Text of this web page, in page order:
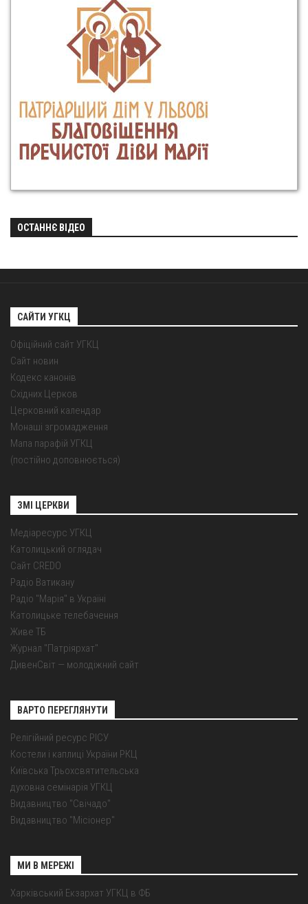
ОСТАННЄ ВІДЕО
САЙТИ УГКЦ
Офіційний сайт УГКЦ
Сайт новин
Кодекс канонів
Східних Церков
Церковний календар
Монаші згромадження
Мапа парафій УГКЦ
(постійно доповнюється)
ЗМІ ЦЕРКВИ
Медіаресурс УГКЦ
Католицький оглядач
Сайт CREDO
Радіо Ватикану
Радіо "Марія" в Україні
Католицьке телебачення
Живе ТБ
Журнал "Патріярхат"
ДивенСвіт — молодіжний сайт
ВАРТО ПЕРЕГЛЯНУТИ
Релігійний ресурс РІСУ
Костели і каплиці України РКЦ
Київська Трьохсвятительська
духовна семінарія УГКЦ
Видавництво "Свічадо"
Видавництво "Місіонер"
МИ В МЕРЕЖІ
Харківський Екзархат УГКЦ в ФБ